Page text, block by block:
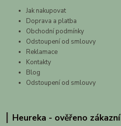
Jak nakupovat
Doprava a platba
Obchodní podmínky
Odstoupení od smlouvy
Reklamace
Kontakty
Blog
Odstoupení od smlouvy
Heureka - ověřeno